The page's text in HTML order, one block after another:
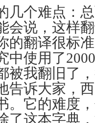
个难点：总
会说，这样
的翻译很标
中使用了
被我翻旧了
告诉大家，
。它的难度
了这本字典